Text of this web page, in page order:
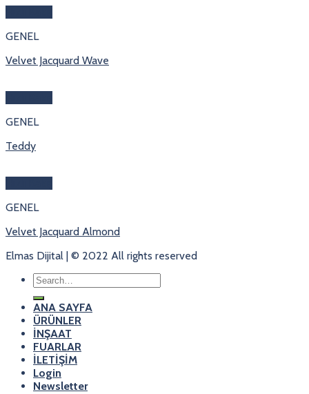
GENEL
Velvet Jacquard Wave
GENEL
Teddy
GENEL
Velvet Jacquard Almond
Elmas Dijital | © 2022 All rights reserved
Search
ANA SAYFA
ÜRÜNLER
İNŞAAT
FUARLAR
İLETİŞİM
Login
Newsletter